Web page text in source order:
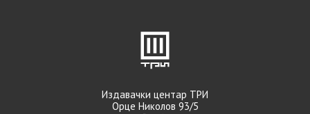
Издавачки центар ТРИ
Орце Николов 93/5